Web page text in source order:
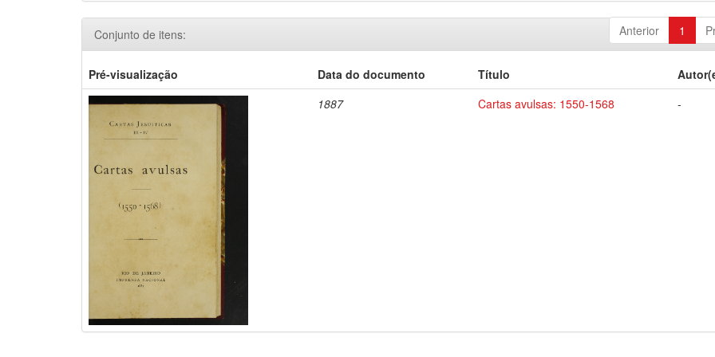
Anterior 1
Conjunto de itens:
Pré-visualização Data do documento Título
1887
Cartas avulsas: 1550-1568 -